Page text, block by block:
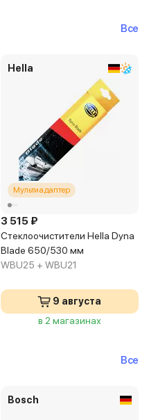
Все
Hella
Мультиадаптер
3 515 ₽
Стеклоочистители Hella Dyna
Blade 650/530 мм
WBU25 + WBU21
9 августа
в 2 магазинах
Все
Bosch